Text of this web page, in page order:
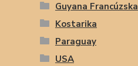
Guyana Francúzska
Kostarika
Paraguay
USA